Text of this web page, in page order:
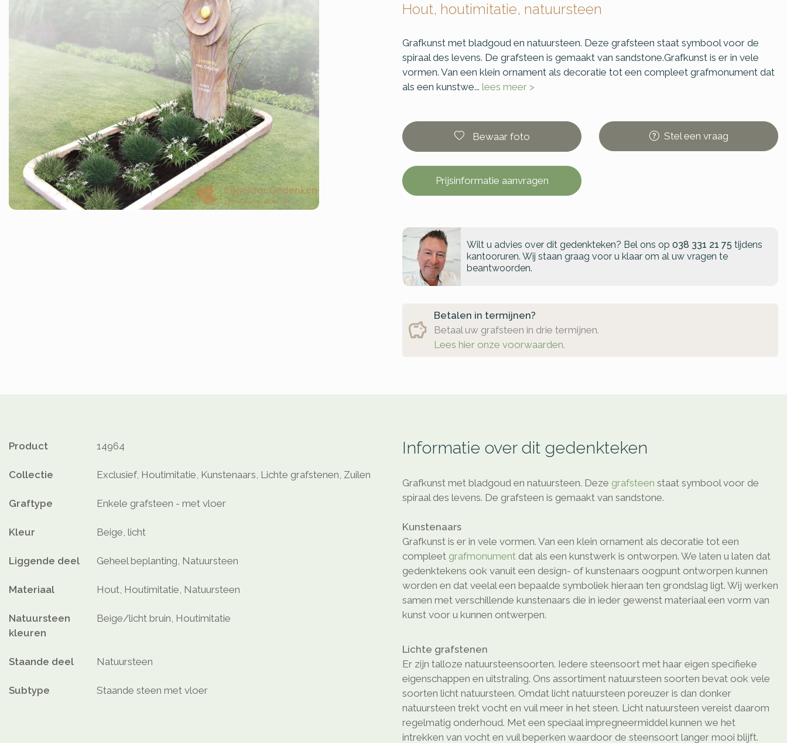
Hout, houtimitatie, natuursteen
Grafkunst met bladgoud en natuursteen. Deze grafsteen staat symbool voor de
spiraal des levens. De grafsteen is gemaakt van sandstone.Grafkunst is er in vele
vormen. Van een klein ornament als decoratie tot een compleet grafmonument dat
als een kunstwe... lees meer >
Bewaar foto Steleen vraag
Prijsinformatie aanvragen
Wilt u advies over dit gedenkteken? Bel ons op 038 331 21 75 tijdens
kantooruren. Wij staan graag voor u klaar om al uw vragen te
beantwoorden.
Betalen in termijnen?
Betaal uw grafsteen in drie termijnen.
Lees hier onze voorwaarden.
Product 14964
Collectie Exclusief, Houtimitatie, Kunstenaars, Lichte grafstenen, Zuilen
Graftype Enkele grafsteen - met vloer
Kleur Beige, licht
Liggende deel Geheel beplanting, Natuursteen
Materiaal Hout, Houtimitatie, Natuursteen
Natuursteen
kleuren
Beige/licht bruin, Houtimitatie
Staande deel Natuursteen
Subtype Staande steen met vloer
Informatie over dit gedenkteken
Grafkunst met bladgoud en natuursteen. Deze grafsteen staat symbool voor de
spiraal des levens. De grafsteen is gemaakt van sandstone.
Kunstenaars
Grafkunst is er in vele vormen. Van een klein ornament als decoratie tot een
compleet grafmonument dat als een kunstwerk is ontworpen. We laten u laten dat
gedenktekens ook vanuit een design- of kunstenaars oogpunt ontworpen kunnen
worden en dat veelal een bepaalde symboliek hieraan ten grondslag ligt. Wij werken
samen met verschillende kunstenaars die in ieder gewenst materiaal een vorm van
kunst voor u kunnen ontwerpen.
Lichte grafstenen
Er zijn talloze natuursteensoorten. Iedere steensoort met haar eigen specifieke
eigenschappen en uitstraling. Ons assortiment natuursteen soorten bevat ook vele
soorten licht natuursteen. Omdat licht natuursteen poreuzer is dan donker
natuursteen trekt vocht en vuil meer in het steen. Licht natuursteen vereist daarom
regelmatig onderhoud. Met een speciaal impregneermiddel kunnen we het
intrekken van vocht en vuil beperken waardoor de steensoort langer mooi blijft.